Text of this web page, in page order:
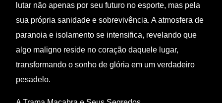
lutar não apenas por seu futuro no esporte, mas pela
sua própria sanidade e sobrevivência. A atmosfera de
paranoia e isolamento se intensifica, revelando que
algo maligno reside no coração daquele lugar,
transformando o sonho de glória em um verdadeiro
pesadelo.